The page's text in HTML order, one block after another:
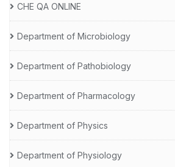
CHE QA ONLINE
Department of Microbiology
Department of Pathobiology
Department of Pharmacology
Department of Physics
Department of Physiology